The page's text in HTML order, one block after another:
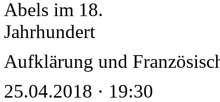
Aufklärung und
25.04.2018 · 19:30